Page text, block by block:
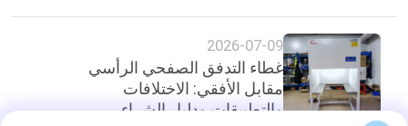
2026-07-09
غطاء التدفق الصفحي الرأسي
مقابل الأفقي: الاختلافات
والتطبيقات ودليل الشراء